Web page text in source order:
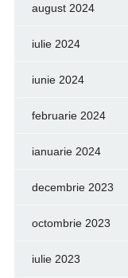
august 2024
iulie 2024
iunie 2024
februarie 2024
ianuarie 2024
decembrie 2023
octombrie 2023
iulie 2023